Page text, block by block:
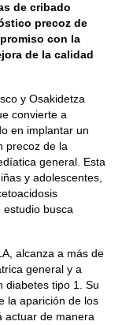
de cribado
precoz de
con la
de la calidad
y Osakidetza
convierte a
en implantar un
precoz de la
general. Esta
y adolescentes,
busca
alcanza a más de
general y a
diabetes tipo 1. Su
la aparición de los
actuar de manera